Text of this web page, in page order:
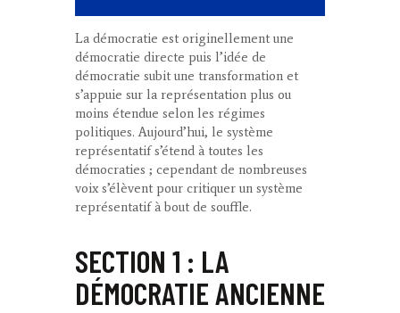
La démocratie est originellement une
démocratie directe puis l’idée de
démocratie subit une transformation et
s’appuie sur la représentation plus ou
moins étendue selon les régimes
politiques. Aujourd’hui, le système
représentatif s’étend à toutes les
démocraties ; cependant de nombreuses
voix s’élèvent pour critiquer un système
représentatif à bout de souffle.
SECTION 1 : LA
DÉMOCRATIE ANCIENNE